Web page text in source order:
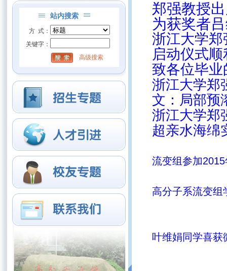
站内搜索
方 式：
关键字：
高级搜索
郑强教授
为获奖者
浙江大学
启动仪式
致各位毕
浙江大学郑
文：局部预
浙江大学郑
超亲水海绵
流变组参加
高分子系流变
叶维娟同学喜